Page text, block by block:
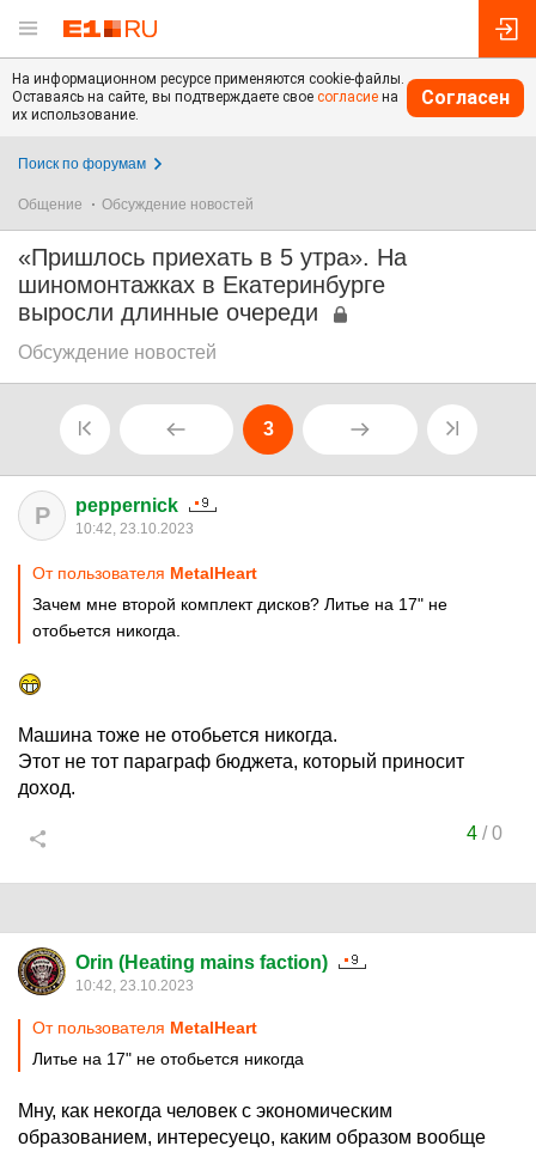
На информационном ресурсе применяются cookie-файлы.
Оставаясь на сайте, вы подтверждаете свое согласие на
их использование.
Согласен
Поиск по форумам
Общение Обсуждение новостей
«Пришлось приехать в 5 утра». На
шиномонтажках в Екатеринбурге
выросли длинные очереди
Обсуждение новостей
3
P peppernick
10:42, 23.10.2023
От пользователя MetalHeart
Зачем мне второй комплект дисков? Литье на 17" не
отобьется никогда.
Машина тоже не отобьется никогда.
Этот не тот параграф бюджета, который приносит
доход.
4/0
Orin (Heating mains faction)
10:42, 23.10.2023
От пользователя MetalHeart
Литье на 17" не отобьется никогда
Мну, как некогда человек с экономическим
образованием, интересуецо, каким образом вообще